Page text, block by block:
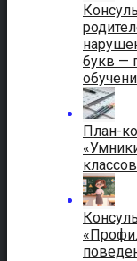
букв —
План-
классов